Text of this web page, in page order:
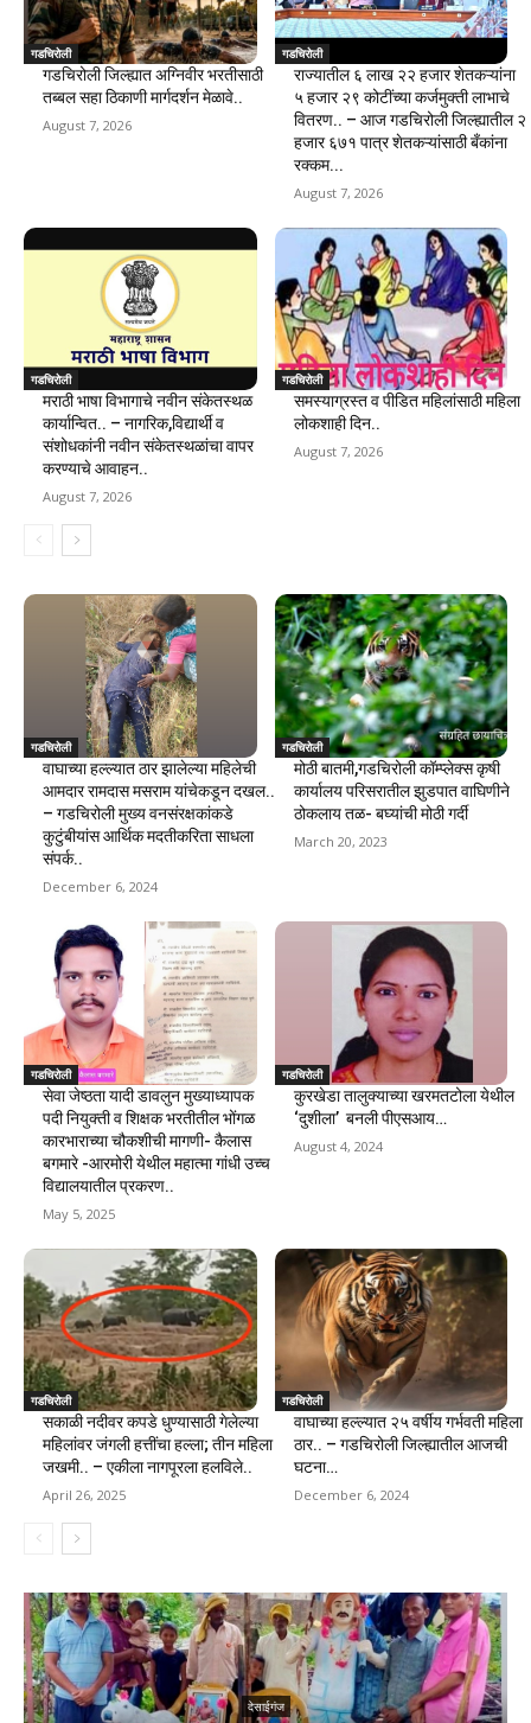
गडचिरोली
गडचिरोली जिल्ह्यात अग्निवीर भरतीसाठी
तब्बल सहा ठिकाणी मार्गदर्शन मेळावे..
August 7, 2026
गडचिरोली
राज्यातील ६ लाख २२ हजार शेतकऱ्यांना
५ हजार २९ कोटींच्या कर्जमुक्ती लाभाचे
वितरण.. – आज गडचिरोली जिल्ह्यातील २
हजार ६७१ पात्र शेतकऱ्यांसाठी बँकांना
रक्कम...
August 7, 2026
गडचिरोली
मराठी भाषा विभागाचे नवीन संकेतस्थळ
कार्यान्वित.. – नागरिक,विद्यार्थी व
संशोधकांनी नवीन संकेतस्थळांचा वापर
करण्याचे आवाहन..
August 7, 2026
गडचिरोली
समस्याग्रस्त व पीडित महिलांसाठी महिला
लोकशाही दिन..
August 7, 2026
गडचिरोली
वाघाच्या हल्ल्यात ठार झालेल्या महिलेची
आमदार रामदास मसराम यांचेकडून दखल..
– गडचिरोली मुख्य वनसंरक्षकांकडे
कुटुंबीयांस आर्थिक मदतीकरिता साधला
संपर्क..
December 6, 2024
गडचिरोली
मोठी बातमी,गडचिरोली कॉम्प्लेक्स कृषी
कार्यालय परिसरातील झुडपात वाघिणीने
ठोकलाय तळ- बघ्यांची मोठी गर्दी
March 20, 2023
गडचिरोली
सेवा जेष्ठता यादी डावलुन मुख्याध्यापक
पदी नियुक्ती व शिक्षक भरतीतील भोंगळ
कारभाराच्या चौकशीची मागणी- कैलास
बगमारे -आरमोरी येथील महात्मा गांधी उच्च
विद्यालयातील प्रकरण..
May 5, 2025
गडचिरोली
कुरखेडा तालुक्याच्या खरमतटोला येथील
‘दुशीला’ बनली पीएसआय…
August 4, 2024
गडचिरोली
सकाळी नदीवर कपडे धुण्यासाठी गेलेल्या
महिलांवर जंगली हत्तींचा हल्ला; तीन महिला
जखमी.. – एकीला नागपूरला हलविले..
April 26, 2025
गडचिरोली
वाघाच्या हल्ल्यात २५ वर्षीय गर्भवती महिला
ठार.. – गडचिरोली जिल्ह्यातील आजची
घटना…
December 6, 2024
देसाईगंज